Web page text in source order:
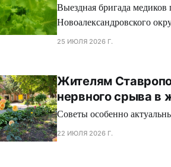
Выездная бригада
Новоалександровского
25 ИЮЛЯ 2026 Г.
Жителям
нервного срыва в
Советы особенно
22 ИЮЛЯ 2026 Г.